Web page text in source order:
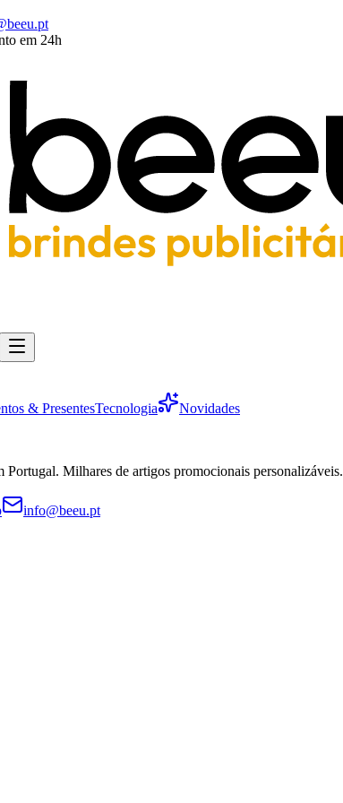
em 24h
& PresentesTecnologia
Novidades
Milhares de artigos promocionais personalizáveis.
info@beeu.pt